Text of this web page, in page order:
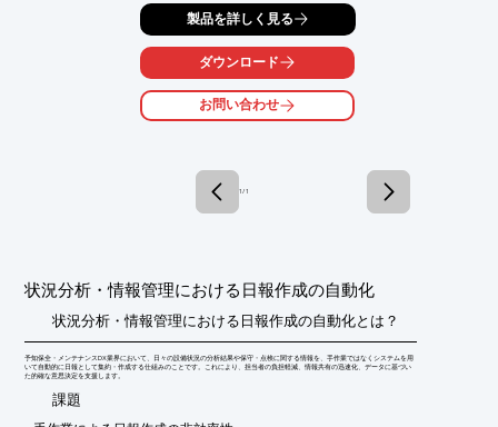
■品質が向上せず、後戻り工数が発生。作業工数が削減できな
■手作業工程の生産進捗の状況がわからない。
■手作業工程において、作業中断理由、計画の遅延理由の分析が
■生産性向上のための工程改善サイクルを短縮したい。
■現場に、作業手順書/検査成績書/日報用紙等の紙があふれてい
査成績書等に数値記入を行っている。記入作業に時間がかかり記
述ミスが発生している
。
※詳しくはPDFをダウンロードして頂くか、お気軽にお問い合わ
せ下さい。
製品を詳しく見る
ダウンロード
お問い合わせ
1 / 1
状況分析・情報管理における日報作成の自動化
状況分析・情報管理における日報作成の自動化とは？
予知保全・メンテナンスDX業界において、日々の設備状況の分析結果や保守・点検に関する情報を、手作業ではなくシステムを用
いて自動的に日報として集約・作成する仕組みのことです。これにより、担当者の負担軽減、情報共有の迅速化、データに基づい
た的確な意思決定を支援します。
​課題